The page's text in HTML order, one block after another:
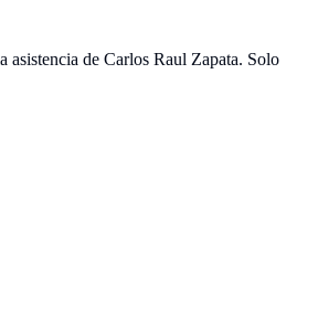
asistencia de Carlos Raul Zapata. Solo